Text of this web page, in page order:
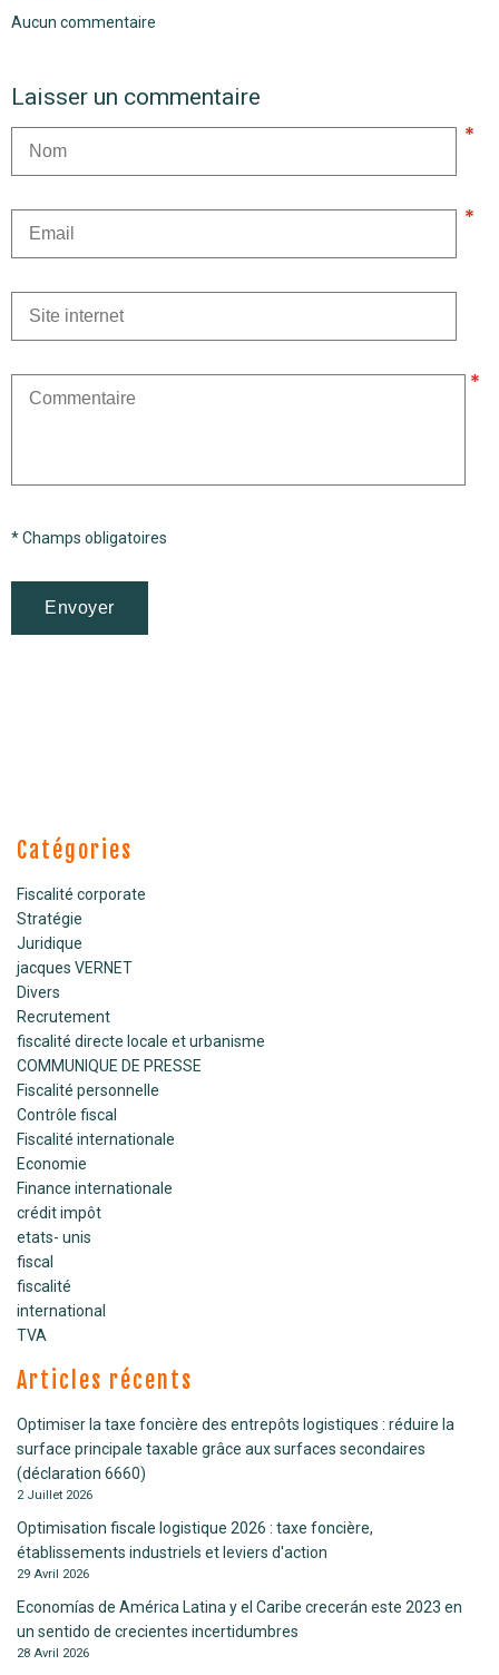
Aucun commentaire
Laisser un commentaire
* Champs obligatoires
Catégories
Fiscalité corporate
Stratégie
Juridique
jacques VERNET
Divers
Recrutement
fiscalité directe locale et urbanisme
COMMUNIQUE DE PRESSE
Fiscalité personnelle
Contrôle fiscal
Fiscalité internationale
Economie
Finance internationale
crédit impôt
etats- unis
fiscal
fiscalité
international
TVA
Articles récents
Optimiser la taxe foncière des entrepôts logistiques : réduire la
surface principale taxable grâce aux surfaces secondaires
(déclaration 6660)
2 Juillet 2026
Optimisation fiscale logistique 2026 : taxe foncière,
établissements industriels et leviers d'action
29 Avril 2026
Economías de América Latina y el Caribe crecerán este 2023 en
un sentido de crecientes incertidumbres
28 Avril 2026